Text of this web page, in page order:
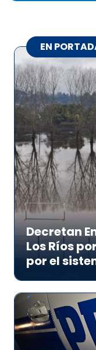
EN
Decretan
Los Ríos
por el